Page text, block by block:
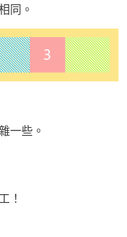
同。
一些。
！